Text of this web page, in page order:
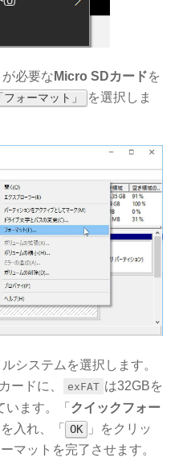
必要な Micro SDカードを
「フォーマット」
を選択しま
システムを選択します。
ードに、 exFAT は32GBを
ます。「 クイックフォー
入れ、「 OK
」をクリッ
マットを完了させます。